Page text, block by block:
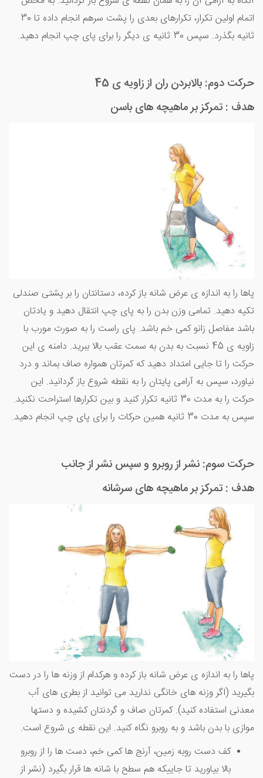
اتمام اولین تکرار، تکرارهای بعدی را پشت سرهم انجام داده تا 30
ثانیه بگذرد. سپس 30 ثانیه ی دیگر را برای پای چپ انجام دهید.
حرکت دوم: بالابردن ران از زاویه ی 45
هدف : تمرکز بر ماهیچه های باسن
پاها را به اندازه ی عرض شانه باز کرده، دستانتان را بر پشتی صندلی
تکیه دهید. تمامی وزن بدن را به پای چپ انتقال دهید و یادتان
باشد مفاصل زانو کمی خم باشد. پای راست را به صورت مورب با
زاویه ی 45 نسبت به بدن به سمت عقب بالا ببرید. دامنه ی این
حرکت را تا جایی امتداد دهید که کمرتان همواره صاف بماند و درد
نیاورد، سپس به آرامی پایتان را به نقطه شروع باز گردانید. این
حرکت را به مدت 30 ثانیه تکرار کنید و بین تکرارها استراحت نکنید.
سپس به مدت 30 ثانیه همین حرکات را برای پای چپ انجام دهید.
حرکت سوم: نشر از روبرو و سپس نشر از جانب
هدف : تمرکز بر ماهیچه های سرشانه
پاها را به اندازه ی عرض شانه باز کرده و هرکدام از وزنه ها را در دست
بگیرید (اگر وزنه های خانگی ندارید می توانید از بطری های آب
معدنی استفاده کنید). کمرتان صاف و گردنتان کشیده و دستها
موازی با بدن باشد و به روبرو نگاه کنید. این نقطه ی شروع است.
کف دست روبه زمین، آرنج ها کمی خم، دست ها را از روبرو
بالا بیاورید تا جاییکه هم سطح با شانه ها قرار بگیرد (نشر از